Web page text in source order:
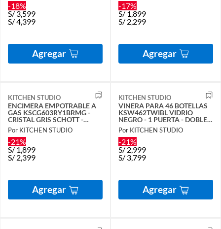
-18%
S/3,599
S/4,399
Agregar
-17%
S/1,899
S/ 2,299
Agregar
KITCHEN STUDIO
ENCIMERA EMPOTRABLE A
GAS KSCG603RY1BRMG -
CRISTAL GRIS SCHOTT -
60CMS
Por KITCHEN STUDIO
-21%
S/1,899
S/ 2,399
Agregar
KITCHEN STUDIO
VINERA PARA 46 BOTELLAS
KSW462TWIBL VIDRIO
NEGRO - 1 PUERTA - DOBLE
TEMPERATURA
Por KITCHEN STUDIO
-21%
S/2,999
S/ 3,799
Agregar